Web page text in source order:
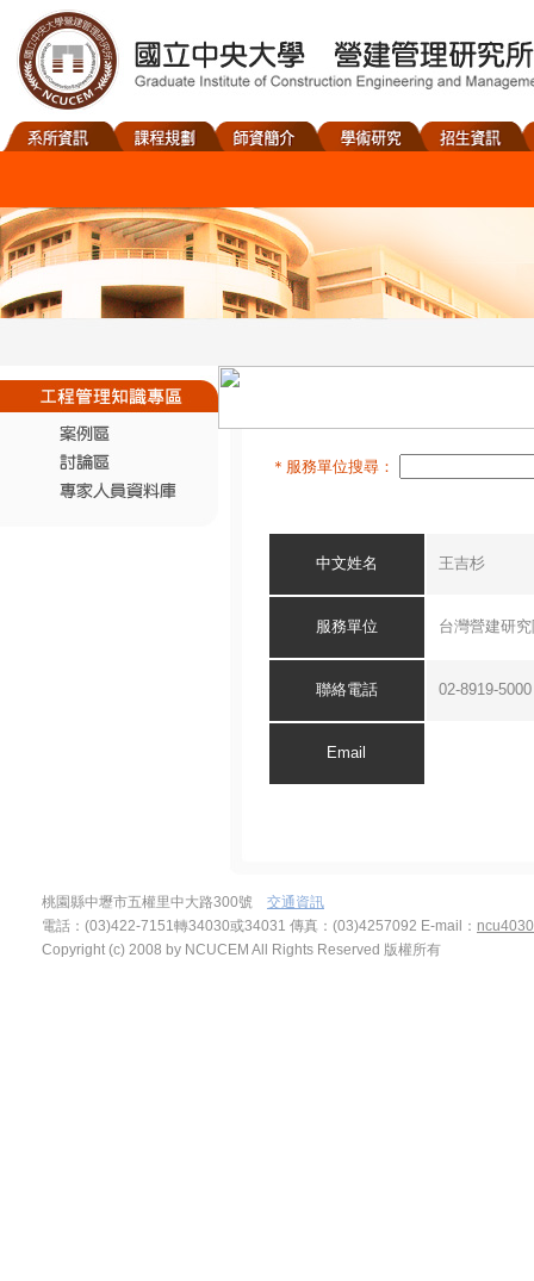
＊服務單位搜尋：
中文姓名 王吉杉
服務單位 台灣營建研
聯絡電話 02-8919-5000
Email
桃園縣中壢市五權里中大路300號 交通資訊
電話：(03)422-7151轉34030或34031 傳真：(03)4257092 E-mail：
Copyright (c) 2008 by NCUCEM All Rights Reserved 版權所有